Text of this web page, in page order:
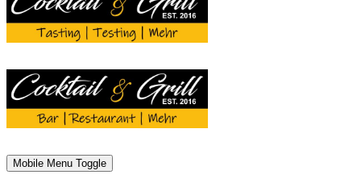
Mobile Menu Toggle